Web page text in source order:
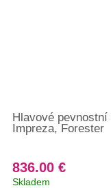
Hlavové
Impreza, Forester
836.00 €
Skladem